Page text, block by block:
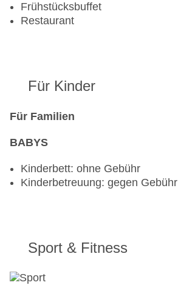
Frühstücksbuffet
Restaurant
Für Kinder
Für Familien
BABYS
Kinderbett: ohne Gebühr
Kinderbetreuung: gegen Gebühr
Sport & Fitness